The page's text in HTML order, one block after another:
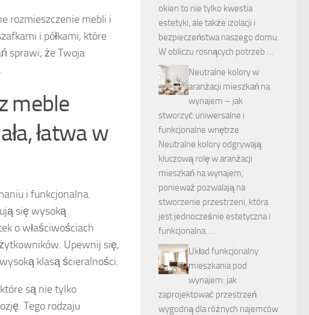
rozmieszczenie mebli i
i półkami, które
sprawi, że Twoja
meble
łatwa w
i funkcjonalna.
się wysoką
o właściwościach
Upewnij się,
klasą ścieralności.
są nie tylko
Tego rodzaju
okien to nie tylko kwestia
estetyki, ale także izolacji i
bezpieczeństwa naszego domu.
W obliczu rosnących potrzeb …
Neutralne kolory w
aranżacji mieszkań na
wynajem – jak
stworzyć uniwersalne i
funkcjonalne wnętrze
Neutralne kolory odgrywają
kluczową rolę w aranżacji
mieszkań na wynajem,
ponieważ pozwalają na
stworzenie przestrzeni, która
jest jednocześnie estetyczna i
funkcjonalna. …
Układ funkcjonalny
mieszkania pod
wynajem: jak
zaprojektować przestrzeń
wygodną dla różnych najemców